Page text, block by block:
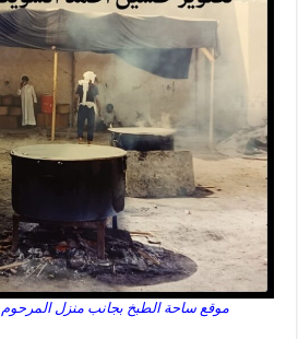
موقع ساحة الطبخ بجانب منزل المرحوم